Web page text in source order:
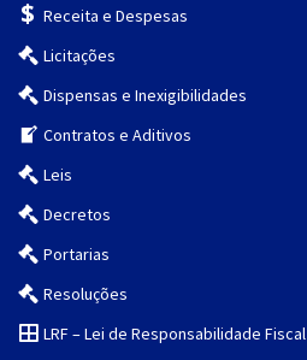
Receita e Despesas
Licitações
Dispensas e Inexigibilidades
Contratos e Aditivos
Leis
Decretos
Portarias
Resoluções
LRF – Lei de Responsabilidade Fiscal